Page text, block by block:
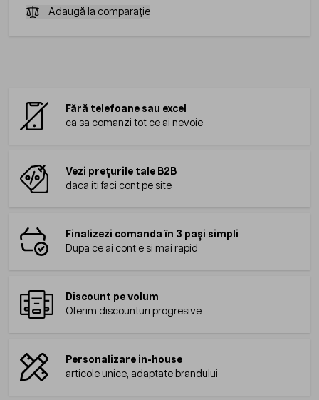
Adaugă la comparație
Fără telefoane sau excel
ca sa comanzi tot ce ai nevoie
Vezi prețurile tale B2B
daca iti faci cont pe site
Finalizezi comanda în 3 pași simpli
Dupa ce ai cont e si mai rapid
Discount pe volum
Oferim discounturi progresive
Personalizare in-house
articole unice, adaptate brandului